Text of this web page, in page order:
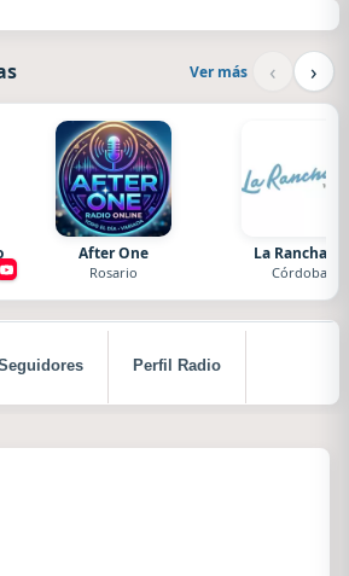
Ver más ‹ ›
After One
Rosario
La Ranchada
Córdoba
Perfil Radio